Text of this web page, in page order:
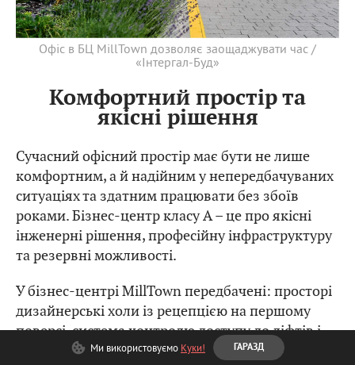
Офіс в БЦ MillTown дозволяє заощаджувати час /
«Інтергал-Буд»
Комфортний простір та
якісні рішення
Сучасний офісний простір має бути не лише
комфортним, а й надійним у непередбачуваних
ситуаціях та здатним працювати без збоїв
роками. Бізнес-центр класу А – це про якісні
інженерні рішення, професійну інфраструктуру
та резервні можливості.
У бізнес-центрі MillTown передбачені: просторі
дизайнерські холи із рецепцією на першому
поверсі, система контролю доступу до ліфтів і
приміщень, пост охорони, відеоспостереження,
Ми використовуємо Куки! ГАРАЗД